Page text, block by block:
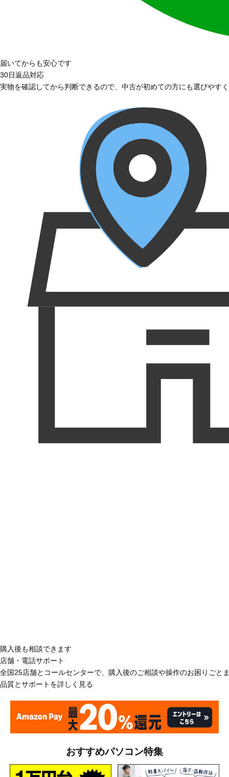
届いてからも安心です
30日返品対応
実物を確認してから判断できるので、中古が初めての方にも選びやす
購入後も相談できます
店舗・電話サポート
全国25店舗とコールセンターで、購入後のご相談や操作のお困りごと
品質とサポートを詳しく見る
おすすめパソコン特集